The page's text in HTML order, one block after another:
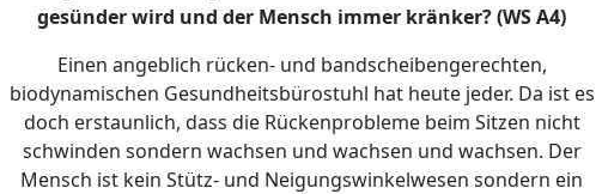
gesünder wird und der Mensch immer kränker? (WS A4)
Einen angeblich rücken- und bandscheibengerechten,
biodynamischen Gesundheitsbürostuhl hat heute jeder. Da ist es
doch erstaunlich, dass die Rückenprobleme beim Sitzen nicht
schwinden sondern wachsen und wachsen und wachsen. Der
Mensch ist kein Stütz- und Neigungswinkelwesen sondern ein